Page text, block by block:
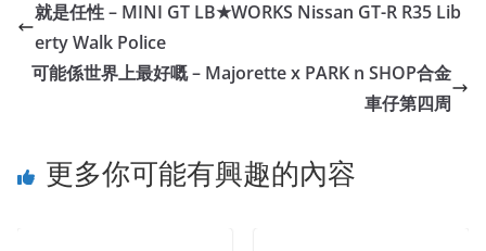
就是任性 – MINI GT LB★WORKS Nissan GT-R R35 Lib
erty Walk Police
可能係世界上最好嘅 – Majorette x PARK n SHOP合金
車仔第四周
更多你可能有興趣的內容